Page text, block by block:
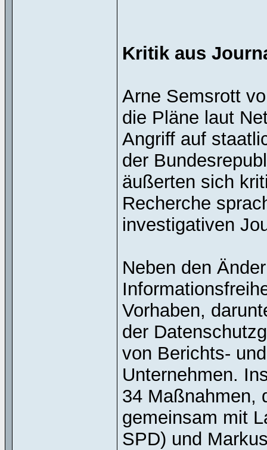
Kritik aus
Arne Semsrott
die Pläne laut
Angriff auf
der
äußerten sich
Recherche
investigativen
Neben den
Vorhaben,
der
von Berichts-
Unternehmen.
34 Maßnahmen,
gemeinsam mit
SPD) und